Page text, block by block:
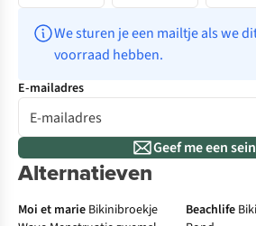
We sturen je een mailtje als we
voorraad hebben.
E-mailadres
Geef me een
Alternatieven
Menstruatiezwemslip
Moi et marie Bikinibroekje
Beachlife